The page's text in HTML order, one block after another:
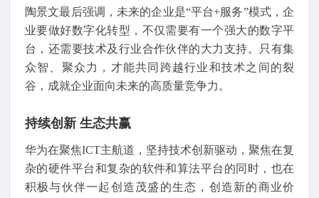
陶景文最后强调，未来的企业是“平台+服务”模式，企
业要做好数字化转型，不仅需要有一个强大的数字平
台，还需要技术及行业合作伙伴的大力支持。只有集
众智、聚众力，才能共同跨越行业和技术之间的裂
谷，成就企业面向未来的高质量竞争力。
持续创新 生态共赢
华为在聚焦ICT主航道，坚持技术创新驱动，聚焦在复
杂的硬件平台和复杂的软件和算法平台的同时，也在
积极与伙伴一起创造茂盛的生态，创造新的商业价